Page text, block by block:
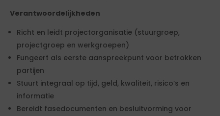
Verantwoordelijkheden
Richt en leidt projectorganisatie (stuurgroep,
projectgroep en werkgroepen)
Fungeert als eerste aanspreekpunt voor betrokken
partijen
Stuurt integraal op tijd, geld, kwaliteit, risico’s en
informatie
Bereidt fasedocumenten en besluitvorming voor